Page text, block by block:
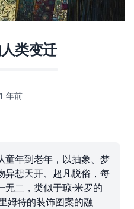
类变迁
年前
童年到老年，以抽象、梦
异想天开、超凡脱俗，每
二，类似于琼·米罗的
姆特的装饰图案的融